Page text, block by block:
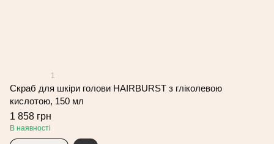
1
Скраб для шкіри голови HAIRBURST з гліколевою
кислотою, 150 мл
1 858 грн
В наявності